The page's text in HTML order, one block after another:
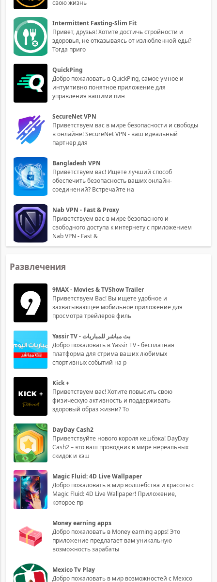
свою жизнь
Intermittent Fasting-Slim Fit
Привет, друзья! Хотите достичь стройности и
здоровья, не отказываясь от излюбленной еды?
Тогда приго
QuickPing
Добро пожаловать в QuickPing, самое умное и
интуитивно понятное приложение для
управления вашими пин
SecureNet VPN
Приветствуем вас в мире безопасности и свободы
в онлайне! SecureNet VPN - ваш идеальный
партнер для
Bangladesh VPN
Приветствуем вас! Ищете лучший способ
обеспечить безопасность ваших онлайн-
соединений? Встречайте на
Nab VPN - Fast & Proxy
Приветствуем вас в мире безопасного и
свободного доступа к интернету с приложением
Nab VPN - Fast &
Развлечения
9MAX - Movies & TVShow Trailer
Приветствуем Вас! Вы ищете удобное и
захватывающее мобильное приложение для
просмотра трейлеров филь
Yassir TV - بث مباشر للمباريات
Добро пожаловать в Yassir TV - бесплатная
платформа для стрима ваших любимых
спортивных событий на р
Kick +
Приветствуем вас! Хотите повысить свою
физическую активность и поддерживать
здоровый образ жизни? То
DayDay Cash2
Приветствуйте нового короля кешбэка! DayDay
Cash2 – это ваш проводник в мире нереальных
скидок и кэш
Magic Fluid: 4D Live Wallpaper
Добро пожаловать в мир волшебства и красоты с
Magic Fluid: 4D Live Wallpaper! Приложение,
которое пр
Money earning apps
Добро пожаловать в Money earning apps! Это
приложение предлагает вам уникальную
возможность зарабаты
Mexico Tv Play
Добро пожаловать в мир возможностей с Mexico